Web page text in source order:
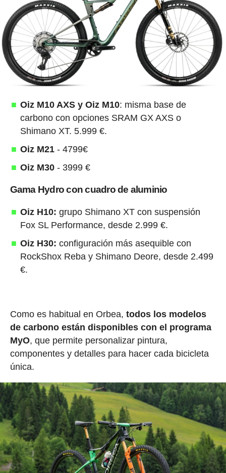
Oiz M10 AXS y Oiz M10: misma base de
carbono con opciones SRAM GX AXS o
Shimano XT. 5.999 €.
Oiz M21- 4799€
Oiz M30- 3999 €
Gama Hydro con cuadro de aluminio
Oiz H10: grupo Shimano XT con suspensión
Fox SL Performance, desde 2.999 €.
Oiz H30: configuración más asequible con
RockShox Reba y Shimano Deore, desde 2.499
€.
Como es habitual en Orbea, todos los modelos
de carbono están disponibles con el programa
MyO, que permite personalizar pintura,
componentes y detalles para hacer cada bicicleta
única.